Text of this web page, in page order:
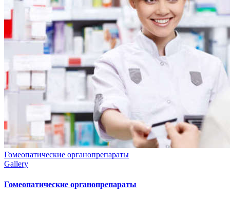
Гомеопатические органопрепараты
Gallery
Гомеопатические органопрепараты